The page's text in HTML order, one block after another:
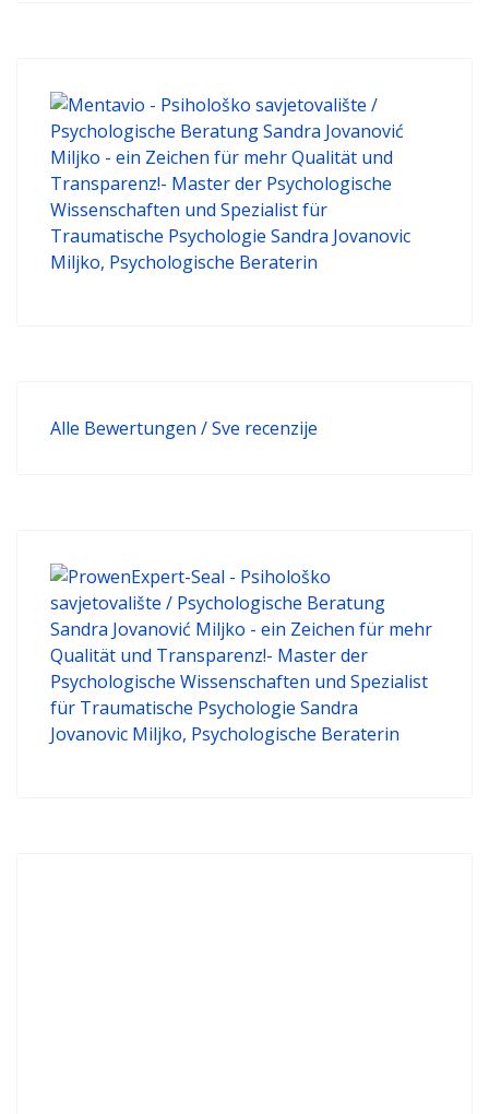
Alle Bewertungen / Sve recenzije